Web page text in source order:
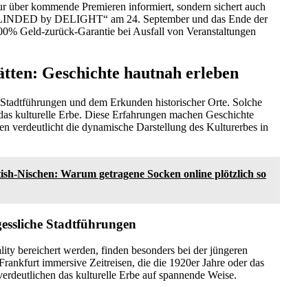
kommende Premieren informiert, sondern sichert auch
by DELIGHT“ am 24. September und das Ende der
Geld-zurück-Garantie bei Ausfall von Veranstaltungen
Geschichte hautnah erleben
und dem Erkunden historischer Orte. Solche
kulturelle Erbe. Diese Erfahrungen machen Geschichte
verdeutlicht die dynamische Darstellung des Kulturerbes in
Nischen: Warum getragene Socken online plötzlich so
Stadtführungen
bereichert werden, finden besonders bei der jüngeren
immersive Zeitreisen, die die 1920er Jahre oder das
das kulturelle Erbe auf spannende Weise.